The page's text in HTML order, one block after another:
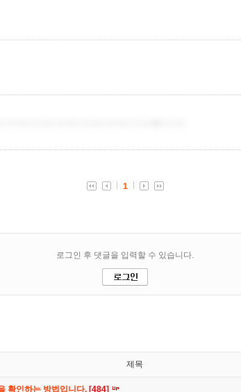
제목
확인하는 방법입니다. [484]